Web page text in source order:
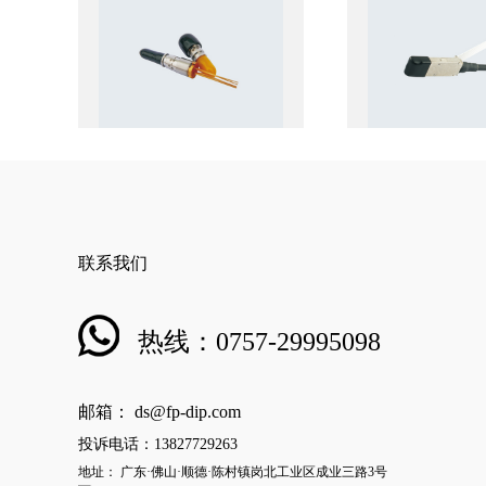
联系我们
热线：0757-29995098
邮箱： ds@fp-dip.com
投诉电话：13827729263
地址： 广东·佛山·顺德·陈村镇岗北工业区成业三路3号